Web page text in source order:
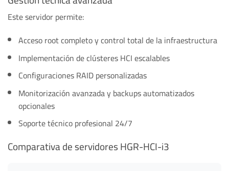
Este servidor permite:
Acceso root completo y control total de la infraestructura
Implementación de clústeres HCI escalables
Configuraciones RAID personalizadas
Monitorización avanzada y backups automatizados
opcionales
Soporte técnico profesional 24/7
Comparativa de servidores HGR-HCI-i3